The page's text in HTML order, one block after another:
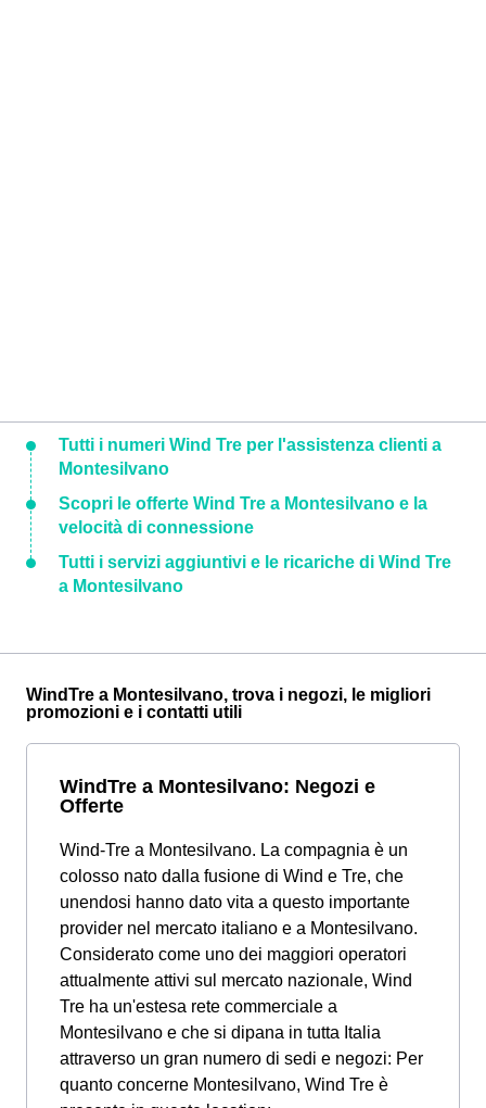
Tutti i numeri Wind Tre per l'assistenza clienti a
Montesilvano
Scopri le offerte Wind Tre a Montesilvano e la
velocità di connessione
Tutti i servizi aggiuntivi e le ricariche di Wind Tre
a Montesilvano
WindTre a Montesilvano, trova i negozi, le migliori
promozioni e i contatti utili
WindTre a Montesilvano: Negozi e
Offerte
Wind-Tre a Montesilvano. La compagnia è un
colosso nato dalla fusione di Wind e Tre, che
unendosi hanno dato vita a questo importante
provider nel mercato italiano e a Montesilvano.
Considerato come uno dei maggiori operatori
attualmente attivi sul mercato nazionale, Wind
Tre ha un'estesa rete commerciale a
Montesilvano e che si dipana in tutta Italia
attraverso un gran numero di sedi e negozi: Per
quanto concerne Montesilvano, Wind Tre è